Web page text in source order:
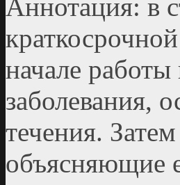
Аннотация: в
начале работы
заболевания,
течения.
объясняющие